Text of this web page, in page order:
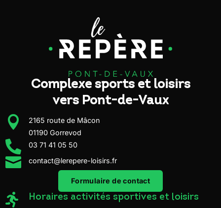
Complexe sports et loisirs
vers Pont-de-Vaux

2165 route de Mâcon
01190 Gorrevod
 03 71 41 05 50
 contact@lerepere-loisirs.fr
Formulaire de contact
 Horaires activités sportives et loisirs